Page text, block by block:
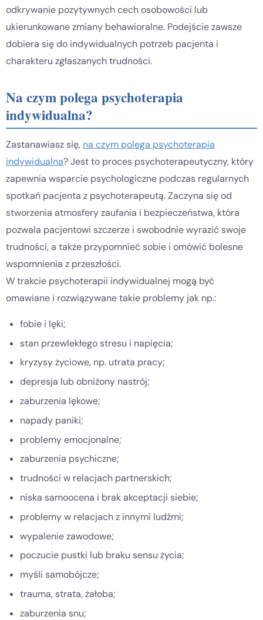
odkrywanie pozytywnych cech osobowości lub
ukierunkowane zmiany behawioralne. Podejście zawsze
dobiera się do indywidualnych potrzeb pacjenta i
charakteru zgłaszanych trudności.
Na czym polega psychoterapia
indywidualna?
Zastanawiasz się, na czym polega psychoterapia
indywidualna? Jest to proces psychoterapeutyczny, który
zapewnia wsparcie psychologiczne podczas regularnych
spotkań pacjenta z psychoterapeutą. Zaczyna się od
stworzenia atmosfery zaufania i bezpieczeństwa, która
pozwala pacjentowi szczerze i swobodnie wyrazić swoje
trudności, a także przypomnieć sobie i omówić bolesne
wspomnienia z przeszłości.
W trakcie psychoterapii indywidualnej mogą być
omawiane i rozwiązywane takie problemy jak np.:
fobie i lęki;
stan przewlekłego stresu i napięcia;
kryzysy życiowe, np. utrata pracy;
depresja lub obniżony nastrój;
zaburzenia lękowe;
napady paniki;
problemy emocjonalne;
zaburzenia psychiczne;
trudności w relacjach partnerskich;
niska samoocena i brak akceptacji siebie;
problemy w relacjach z innymi ludźmi;
wypalenie zawodowe;
poczucie pustki lub braku sensu życia;
myśli samobójcze;
trauma, strata, żałoba;
zaburzenia snu;